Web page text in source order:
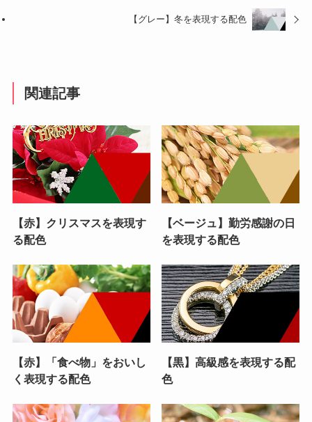
【グレー】冬を表現する配色
関連記事
【赤】クリスマスを表現す
る配色
【ベージュ】勤労感謝の日
を表現する配色
【赤】「食べ物」をおいし
く表現する配色
【黒】高級感を表現する配
色